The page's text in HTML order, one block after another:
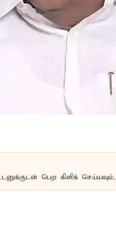
பெற கிளிக் செய்யவும்.